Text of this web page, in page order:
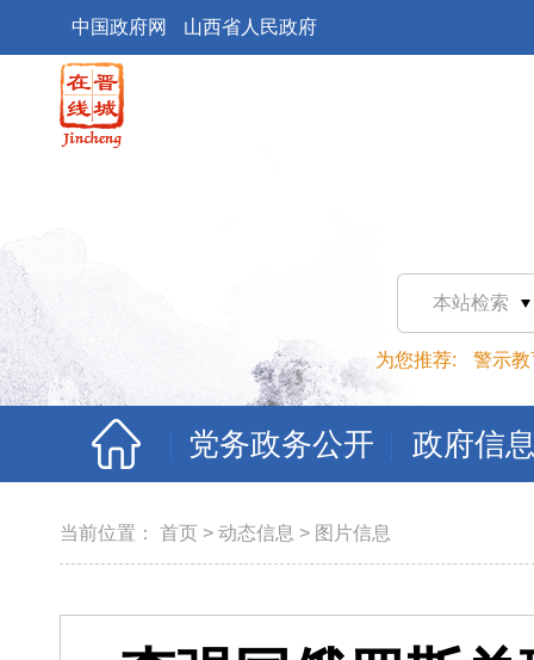
中国政府网 山西省人民政府
本站检索
为您推荐: 警示教
党务政务公开 政府信
当前位置： 首页 > 动态信息 > 图片信息